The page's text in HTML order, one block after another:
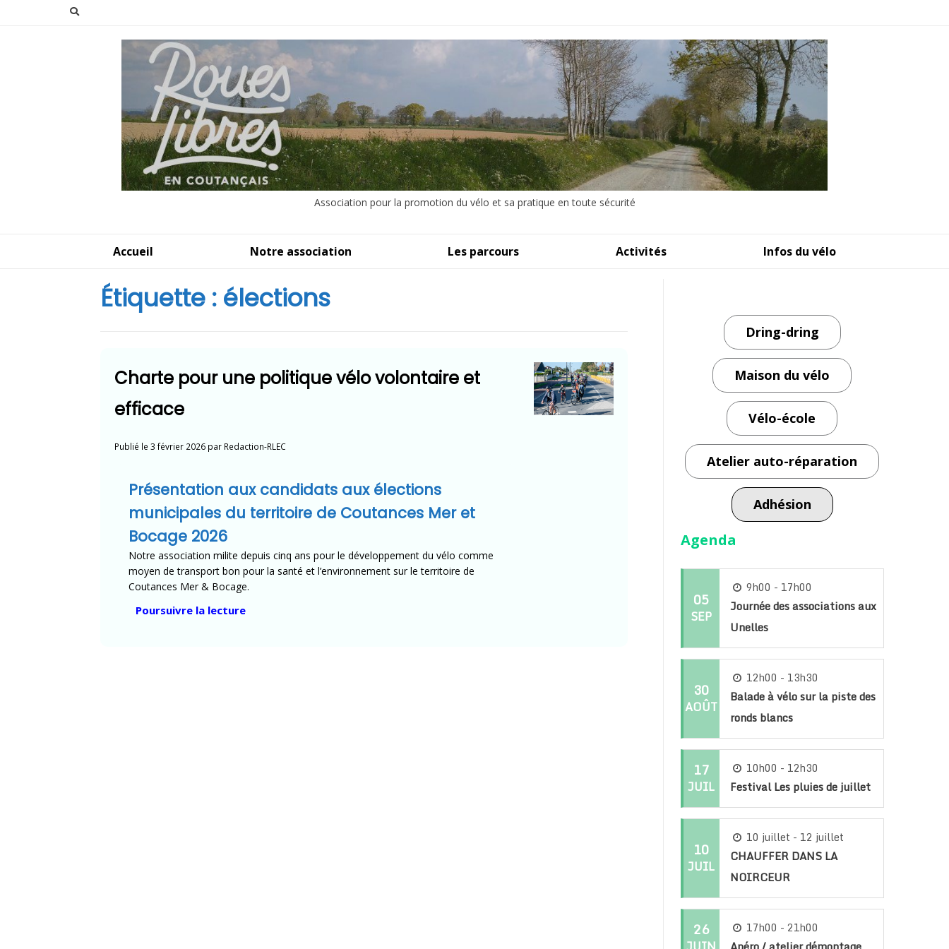
Association pour la promotion du vélo et sa pratique en toute sécurité
Accueil Notre association Les parcours Activités Infos du vélo
Étiquette : élections
Charte pour une politique vélo volontaire et
efficace
Publié le 3 février 2026 par Redaction-RLEC
Présentation aux candidats aux élections
municipales du territoire de Coutances Mer et
Bocage 2026
Notre association milite depuis cinq ans pour le développement du vélo comme
moyen de transport bon pour la santé et l’environnement sur le territoire de
Coutances Mer & Bocage.
Poursuivre la lecture« Charte
Dring-dring
Maison du vélo
Vélo-école
Atelier auto-réparation
Adhésion
Agenda
05
SEP
9h00 - 17h00
Journée des associations aux
Unelles
30
AOÛT
12h00 - 13h30
Balade à vélo sur la piste des
ronds blancs
17
JUIL
10h00 - 12h30
Festival Les pluies de juillet
10
JUIL
10 juillet - 12 juillet
CHAUFFER DANS LA
NOIRCEUR
26 17h00 - 21h00